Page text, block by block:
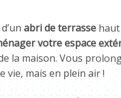
votre espace
la maison. Vous
vie, mais en plein air !